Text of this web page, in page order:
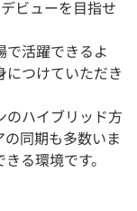
ビューを目指せ
で活躍できるよ
につけていただき
のハイブリッド方
同期も多数いま
る環境です。